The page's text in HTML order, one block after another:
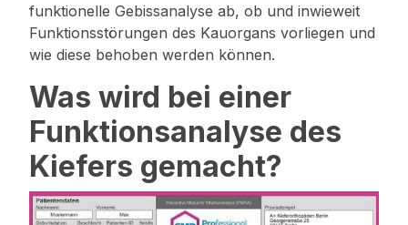
funktionelle Gebissanalyse ab, ob und inwieweit
Funktionsstörungen des Kauorgans vorliegen und
wie diese behoben werden können.
Was wird bei einer
Funktionsanalyse des
Kiefers gemacht?